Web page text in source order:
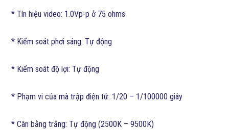
* Tín hiệu video: 1.0Vp-p ở 75 ohms
* Kiểm soát phơi sáng: Tự động
* Kiểm soát độ lợi: Tự động
* Phạm vi của mà trập điện tử: 1/20 – 1/100000 giây​
* Cân bằng trắng: Tự động (2500K – 9500K)